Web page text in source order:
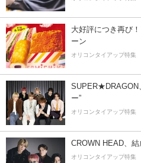
大好評につき再び
ーン
オリコンタイアップ特集
SUPER★DRAGON
ー”
オリコンタイアップ特集
CROWN HEAD、
オリコンタイアップ特集